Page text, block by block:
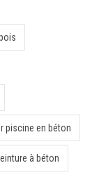
piscine en béton
à béton